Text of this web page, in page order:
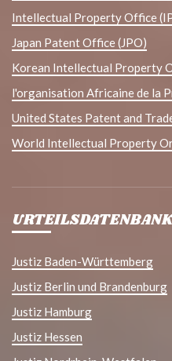
Intellectual Property Office
Japan Patent Office (JPO)
Korean Intellectual Property
l'organisation Africaine de la
United States Patent and
World Intellectual Property
Justiz Baden-Württemberg
Justiz Berlin und Brandenburg
Justiz Hamburg
Justiz Hessen